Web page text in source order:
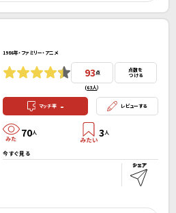
1986年・ファミリー・アニメ
93点
(63人）
点数を
つける
マッチ率 - レビューする
70人 3人
今すぐ見る